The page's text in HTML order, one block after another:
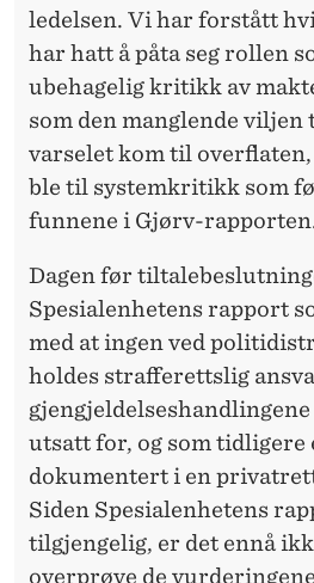
ledelsen. Vi har forstått
har hatt å påta seg rollen
ubehagelig kritikk av
som den manglende viljen
varselet kom til overflaten,
ble til systemkritikk som
funnene i Gjørv-
Dagen før
Spesialenhetens rapport
med at ingen ved
holdes strafferettslig
utsatt for, og som
dokumentert i en
Siden Spesialenhetens
tilgjengelig, er det ennå
overprøve de